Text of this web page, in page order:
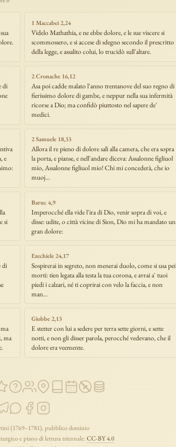
1 Maccabei 2,24
Videlo Mathathia, e ne ebbe dolore, e le sue viscere si
scommossero, e si accese di sdegno secondo il prescritto
della legge, e assalito colui, lo trucidò sull'altare.
di
2 Cronache 16,12
Asa poi cadde malato l'anno trentanove del suo regno di
fierissimo dolore di gambe, e neppur nella sua infermità
ricorse a Dio; ma confidò piuttosto nel sapere de'
medici.
e
2 Samuele 18,33
Allora il re pieno di dolore salì alla camera, che era sopra
la porta, e pianse, e nell'andare diceva: Assalonne figliuol
mio, Assalonne figliuol mio! Chi mi concederà, che io
muoj…
si
Baruc 4,9
Imperocché ella vide l'ira di Dio, venir sopra di voi, e
disse: udite, o città vicine di Sion, Dio mi ha mandato un
gran dolore:
di
Ezechiele 24,17
Sospirerai in segreto, non menerai duolo, come si usa pei
morti: tien legata alla testa la tua corona, e avrai a' tuoi
piedi i calzari, né ti coprirai con velo la faccia, e non
man…
ma
Giobbe 2,13
E stetter con lui a sedere per terra sette giorni, e sette
notti, e non gli disser parola, perocché vedevano, che il
dolore era veemente.
(1769–1781), pubblico dominio
e piano di lettura triennale: CC-BY 4.0